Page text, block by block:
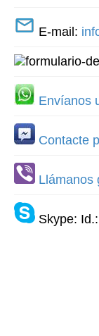
E-mail:
Envíanos
Contacte
Llámanos
Skype: Id.: